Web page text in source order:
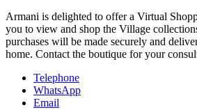
Armani is delighted to offer a Virtual
you to view and shop the Village
purchases will be made securely and
home. Contact the boutique for your
Telephone
WhatsApp
Email